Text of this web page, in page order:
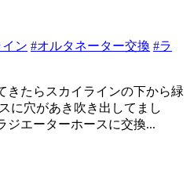
ン #オルタネーター交換 #ラ
きたらスカイラインの下から緑
に穴があき吹き出してまし
ジエーターホースに交換...